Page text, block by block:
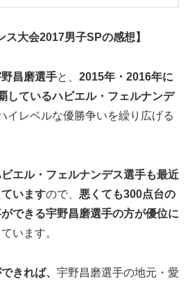
ス大会2017男子SPの感想】
昌磨選手と、 2015年・2016年に
しているハビエル・フェルナンデ
イレベルな優勝争いを繰り広げる
エル・フェルナンデス選手も最近
いますので、 悪くても300点台の
できる宇野昌磨選手の方が優位に
ています。
きれば、 宇野昌磨選手の地元・愛